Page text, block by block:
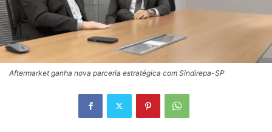
Aftermarket ganha nova parceria estratégica com Sindirepa-SP